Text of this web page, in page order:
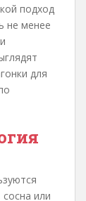
подход
не менее
для
или